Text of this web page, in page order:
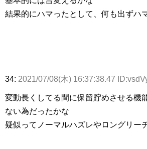
結果的にハマったとして、何も出ずハ
34: 2021/07/08(木) 16:37:38.47
変動長くしてる間に保留貯めさせる機
ない為だったかな
疑似ってノーマルハズレやロングリー